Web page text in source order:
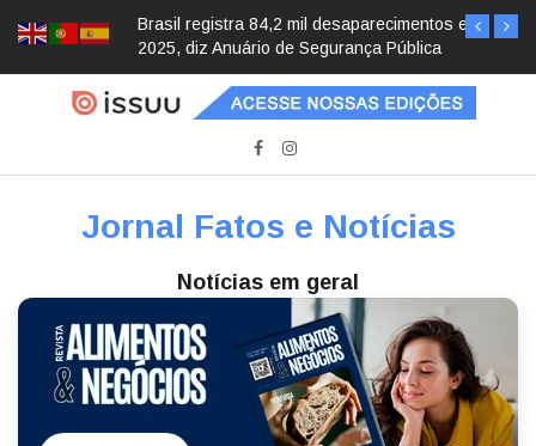
Brasil registra 84,2 mil desaparecimentos em
2025, diz Anuário de Segurança Pública
Jornal Fatos e Notícias
Notícias em geral